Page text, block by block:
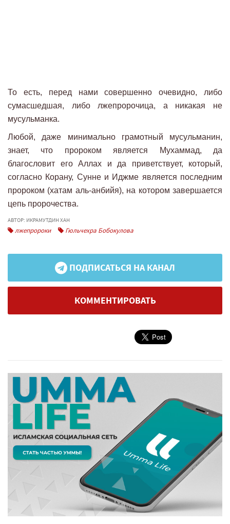
То есть, перед нами совершенно очевидно, либо
сумасшедшая, либо лжепророчица, а никакая не
мусульманка.
Любой, даже минимально грамотный мусульманин,
знает, что пророком является Мухаммад, да
благословит его Аллах и да приветствует, который,
согласно Корану, Сунне и Иджме является последним
пророком (хатам аль-анбийя), на котором завершается
цепь пророчества.
АВТОР: ИКРАМУТДИН ХАН
лжепророки Гюльчехра Бобокулова
ПОДПИСАТЬСЯ НА КАНАЛ
КОММЕНТИРОВАТЬ